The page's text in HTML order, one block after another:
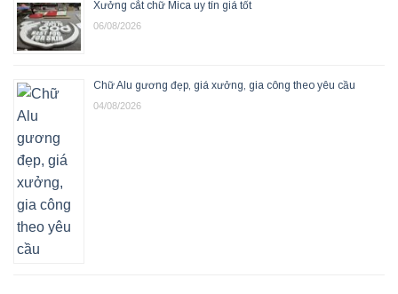
Xưởng cắt chữ Mica uy tín giá tốt
06/08/2026
Chữ Alu gương đẹp, giá xưởng, gia công theo yêu cầu
04/08/2026